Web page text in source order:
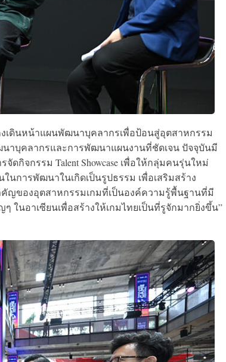
เดินหน้าแผนพัฒนาบุคลากรเพื่อป้อนสู่อุตสาหกรรม
าบุคลากรและการพัฒนาแผนงานที่ชัดเจน ปัจจุบันมี
ดกิจกรรม Talent Showcase เพื่อให้กลุ่มคนรุ่นใหม่
นการพัฒนาในเกิดเป็นรูปธรรม เพื่อเสริมสร้าง
ญของอุตสาหกรรมเกมที่เป็นองค์ความรู้พื้นฐานที่มี
ในอาเซียนเพื่อสร้างให้เกมไทยเป็นที่รูจักมากยิ่งขึ้น”